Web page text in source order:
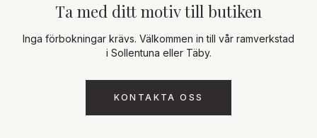
Ta med ditt motiv till butiken
Inga förbokningar krävs. Välkommen in till vår ramverkstad
i Sollentuna eller Täby.
KONTAKTA OSS